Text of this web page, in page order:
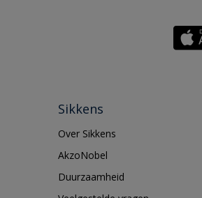
Sikkens
Over Sikkens
AkzoNobel
Duurzaamheid